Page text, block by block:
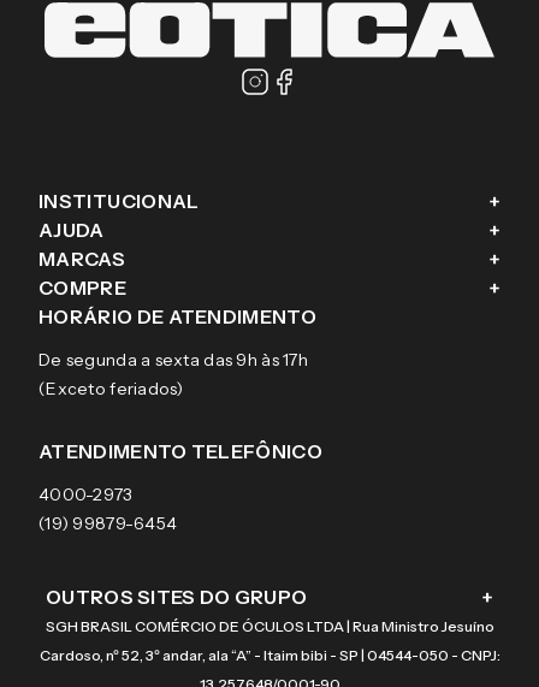
INSTITUCIONAL +
Sobre a eÓtica
Aviso de privacidade
Termos e condições de uso
AJUDA +
Trocas e Devoluções
Pagamentos
Garantias
MARCAS +
Ray-Ban
Tecnol
Arnette
Burberry
COMPRE +
Óculos de sol
Lentes de contato
HORÁRIO DE ATENDIMENTO
De segunda a sexta das 9h às 17h
(Exceto feriados)
ATENDIMENTO TELEFÔNICO
4000-2973
(19) 99879-6454
OUTROS SITES DO GRUPO +
SGH BRASIL COMÉRCIO DE ÓCULOS LTDA | Rua Ministro Jesuíno
Cardoso, nº 52, 3º andar, ala “A” - Itaim bibi - SP | 04544-050 - CNPJ: